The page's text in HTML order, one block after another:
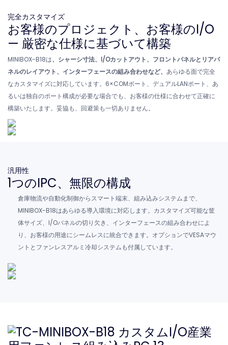
完全カスタマイズ
お客様のプロジェクト、お客様のI/O
— 厳密な仕様に基づいて構築
MINIBOX-B18は、シャーシ寸法、I/Oカットアウト、フロントパネルとリアパ
ネルのレイアウト、インターフェースの組み合わせなど、 あらゆる面で完全
なカスタマイズに対応しています。6×COMポート、デュアルLANポート、あ
るいは独自のポート構成が必要な場合でも、お客様の仕様に合わせて正確に
構築いたします。妥協も、回避策も一切ありません。
汎用性
1つのIPC、無限の構成
倉庫物流や自動化制御からスマート端末、組み込みシステムまで、
MINIBOX-B18はあらゆる導入環境に対応します。カスタマイズ可能な筐
体サイズ、I/Oパネルの切り欠き、インターフェースの組み合わせによ
り、お客様の用途にシームレスに統合できます。オプションでVESAマウ
ントとファンレスアルミ冷却システムも付属しています。